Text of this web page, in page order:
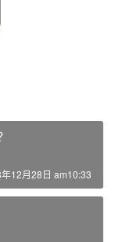
12月28日 am10:33